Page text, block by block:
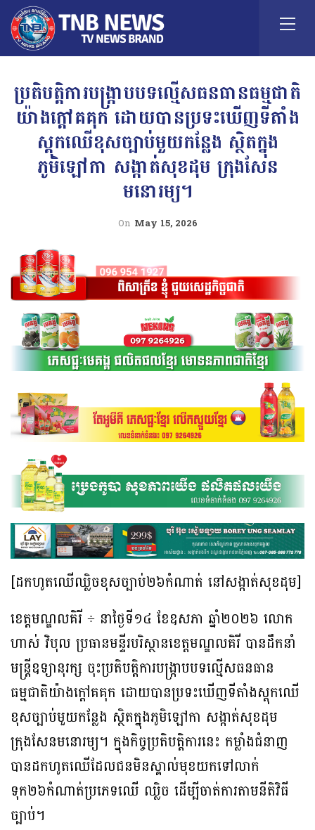
ប្រតិបត្តិការបង្ក្រាបបទល្មើសធនធានធម្មជាតិ
យ៉ាងក្តៅគគុក ដោយបានប្រទះឃើញទីតាំង
ស្តុកឈើខុសច្បាប់មួយកន្លែង ស្ថិតក្នុង
ភូមិឡៅកា សង្កាត់សុខដុម ក្រុងសែន
មនោរម្យ។
On May 15, 2026
[ដកហូតឈើឈ្លិចខុសច្បាប់២៦កំណាត់ នៅសង្កាត់សុខដុម]
ខេត្តមណ្ឌលគិរី ÷ នាថ្ងៃទី១៤ ខែឧសភា ឆ្នាំ២០២៦ លោក
ហាស់ វិបុល ប្រធានមន្ទីរបរិស្ថានខេត្តមណ្ឌលគិរី បានដឹកនាំ
មន្ត្រីឧទ្យានុរក្ស ចុះប្រតិបត្តិការបង្ក្រាបបទល្មើសធនធាន
ធម្មជាតិយ៉ាងក្តៅគគុក ដោយបានប្រទះឃើញទីតាំងស្តុកឈើ
ខុសច្បាប់មួយកន្លែង ស្ថិតក្នុងភូមិឡៅកា សង្កាត់សុខដុម
ក្រុងសែនមនោរម្យ។ ក្នុងកិច្ចប្រតិបត្តិការនេះ កម្លាំងជំនាញ
បានដកហូតឈើដែលជនមិនស្គាល់មុខយកទៅលាក់
ទុក២៦កំណាត់ប្រភេទឈើ ឈ្លិច ដើម្បីចាត់ការតាមនីតិវិធី
ច្បាប់។